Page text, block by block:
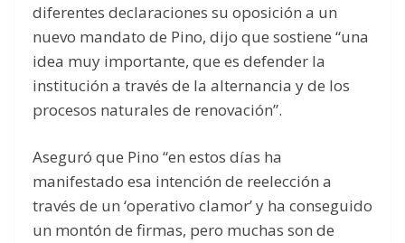
diferentes declaraciones su oposición a un
nuevo mandato de Pino, dijo que sostiene “una
idea muy importante, que es defender la
institución a través de la alternancia y de los
procesos naturales de renovación”.
Aseguró que Pino “en estos días ha
manifestado esa intención de reelección a
través de un ‘operativo clamor’ y ha conseguido
un montón de firmas, pero muchas son de